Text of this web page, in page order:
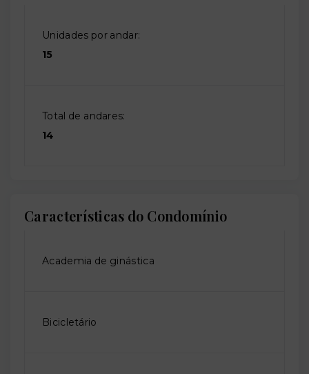
Unidades por andar:
15
Total de andares:
14
Características do Condomínio
Academia de ginástica
Bicicletário